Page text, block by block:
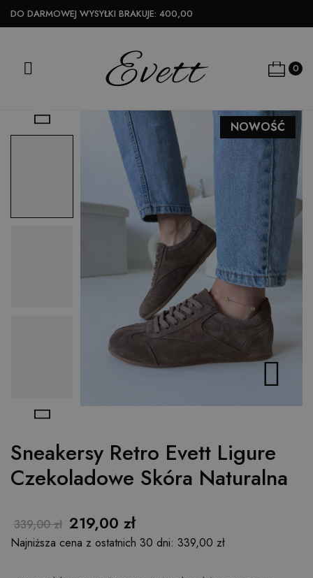
DO DARMOWEJ WYSYŁKI BRAKUJE: 400,00
 0
NOWOŚĆ



Sneakersy Retro Evett Ligure
Czekoladowe Skóra Naturalna
339,00 zł 219,00 zł
Najniższa cena z ostatnich 30 dni: 339,00 zł